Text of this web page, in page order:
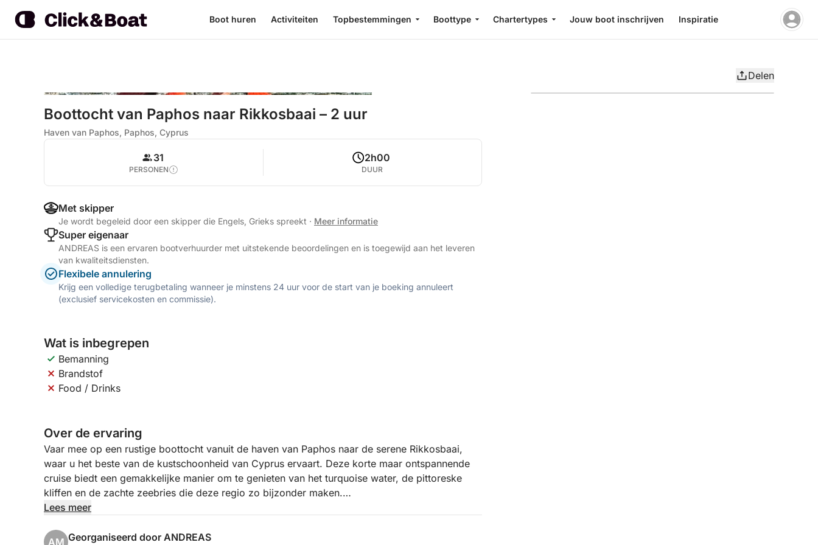
Boot huren Activiteiten Topbestemmingen Boottype Chartertypes Jouw boot inschrijven Inspiratie
Delen
Boottocht van Paphos naar Rikkosbaai – 2 uur
Haven van Paphos, Paphos, Cyprus
31
PERSONEN
2h00
DUUR
Met skipper
Je wordt begeleid door een skipper die Engels, Grieks spreekt · Meer informatie
Super eigenaar
ANDREAS is een ervaren bootverhuurder met uitstekende beoordelingen en is toegewijd aan het leveren
van kwaliteitsdiensten.
Flexibele annulering
Krijg een volledige terugbetaling wanneer je minstens 24 uur voor de start van je boeking annuleert
(exclusief servicekosten en commissie).
Wat is inbegrepen
Bemanning
Brandstof
Food / Drinks
Over de ervaring
Vaar mee op een rustige boottocht vanuit de haven van Paphos naar de serene Rikkosbaai,
waar u het beste van de kustschoonheid van Cyprus ervaart. Deze korte maar ontspannende
cruise biedt een gemakkelijke manier om te genieten van het turquoise water, de pittoreske
kliffen en de zachte zeebries die deze regio zo bijzonder maken.
het middeleeuwse kasteel en de historische vuurtoren aan de waterkant. De boot vaart
Lees meer
AM Georganiseerd door ANDREAS